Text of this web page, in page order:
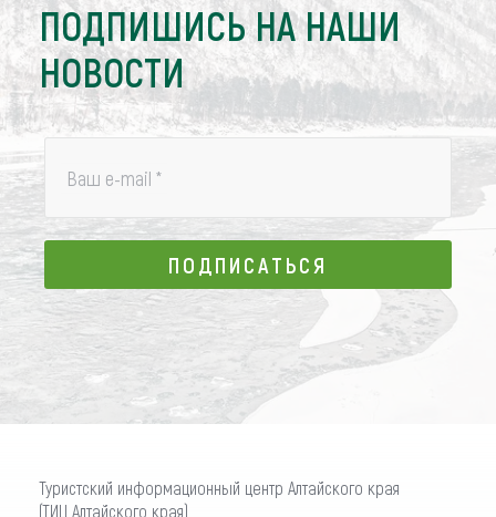
ПОДПИШИСЬ НА НАШИ
НОВОСТИ
Ваш e-mail *
ПОДПИСАТЬСЯ
ПОДПИСАТЬСЯ
Туристский информационный центр Алтайского края
(ТИЦ Алтайского края)